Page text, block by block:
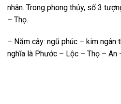
nhân. Trong phong thủy, số 3
– Thọ.
– Năm cây: ngũ phúc – kim ngân
nghĩa là Phước – Lộc – Thọ – An